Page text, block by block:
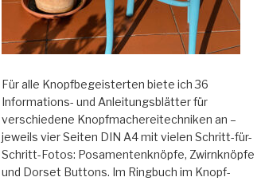
Für alle Knopfbegeisterten biete ich 36
Informations- und Anleitungsblätter für
verschiedene Knopfmachereitechniken an –
jeweils vier Seiten DIN A4 mit vielen Schritt-für-
Schritt-Fotos: Posamentenknöpfe, Zwirnknöpfe
und Dorset Buttons. Im Ringbuch im Knopf-